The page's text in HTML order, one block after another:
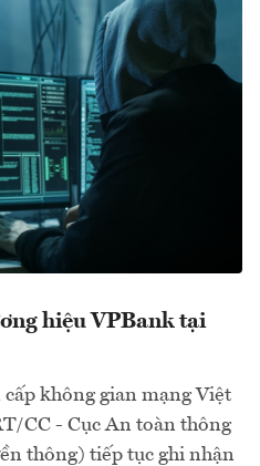
hiệu VPBank tại
không gian mạng Việt
CC - Cục An toàn thông
thông) tiếp tục ghi nhận